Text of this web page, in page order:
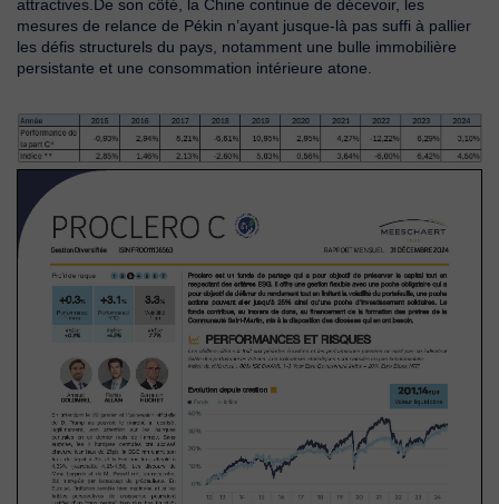
attractives.De son côté, la Chine continue de décevoir, les
mesures de relance de Pékin n’ayant jusque-là pas suffi à pallier
les défis structurels du pays, notamment une bulle immobilière
persistante et une consommation intérieure atone.